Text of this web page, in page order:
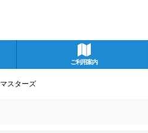
ご利用案内
スターズ